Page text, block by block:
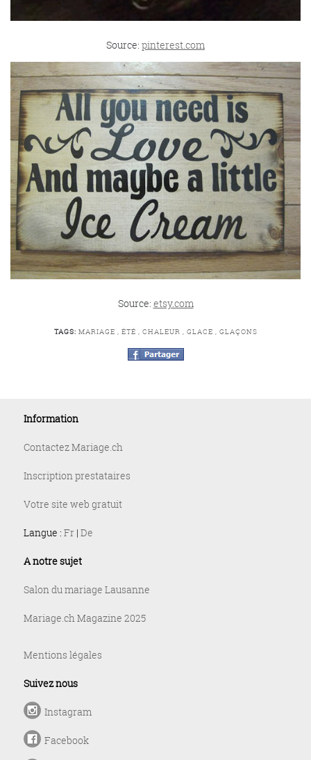
Source: pinterest.com
Source: etsy.com
TAGS: MARIAGE , ÉTÉ , CHALEUR , GLACE , GLAÇONS
Information
Contactez Mariage.ch
Inscription prestataires
Votre site web gratuit
Langue : Fr | De
A notre sujet
Salon du mariage Lausanne
Mariage.ch Magazine 2025
Mentions légales
Suivez nous
Instagram
Facebook